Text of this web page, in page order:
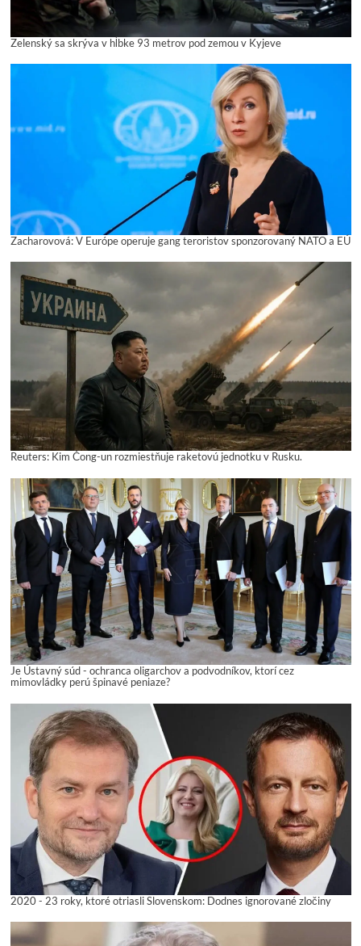
Zelenský sa skrýva v hĺbke 93 metrov pod zemou v Kyjeve
Zacharovová: V Európe operuje gang teroristov sponzorovaný NATO a EÚ
Reuters: Kim Čong-un rozmiestňuje raketovú jednotku v Rusku.
Je Ústavný súd - ochranca oligarchov a podvodníkov, ktorí cez
mimovládky perú špinavé peniaze?
2020 - 23 roky, ktoré otriasli Slovenskom: Dodnes ignorované zločiny